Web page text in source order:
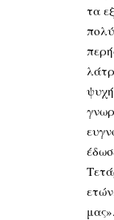
τα
μας».